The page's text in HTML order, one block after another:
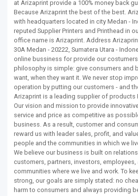
at Arizaprint provide a 100% money back
Because Arizaprint the best of the best.
with headquarters located in city Medan -
reputed Supplier Printers and Printhead in
office name is Arizaprint. Address
30A Medan - 20222, Sumatera Utara -
online bussiness for provide our
philosophy is simple: give consumers and
want, when they want it. We never stop
operation by putting our customers - and
Arizaprint is a leading supplier of products
Our vision and mission to provide
service and price as competitive as
business. As a result, customer and
reward us with leader sales, profit, and
people and the communities in which we
We believe our business is built on
customers, partners, investors, employees,
communities where we live and work. To
strong, our goals are simply stated: no
harm to consumers and always providing